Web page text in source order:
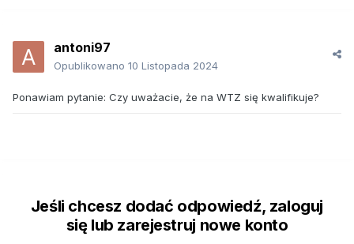
antoni97
Opublikowano 10 Listopada 2024
Ponawiam pytanie: Czy uważacie, że na WTZ się kwalifikuje?
Jeśli chcesz dodać odpowiedź, zaloguj
się lub zarejestruj nowe konto